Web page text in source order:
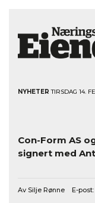
NYHETER TIRSDAG 14.
Con-Form AS
signert med
Av Silje Rønne E-post: